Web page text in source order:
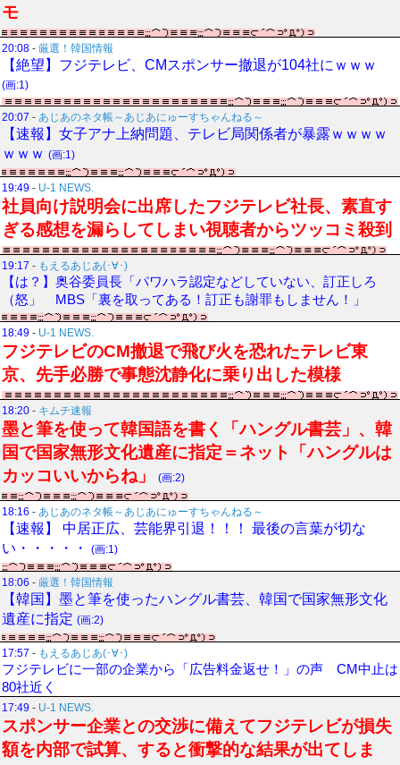
モ
20:08 - 厳選！韓国情報
【絶望】フジテレビ、CMスポンサー撤退が104社にｗｗｗ
(画:1)
20:07 - あじあのネタ帳～あじあにゅーすちゃんねる～
【速報】女子アナ上納問題、テレビ局関係者が暴露ｗｗｗｗ
ｗｗｗ (画:1)
19:49 - U-1 NEWS.
社員向け説明会に出席したフジテレビ社長、素直す
ぎる感想を漏らしてしまい視聴者からツッコミ殺到
19:17 - もえるあじあ(･∀･)
【は？】奥谷委員長「パワハラ認定などしていない、訂正しろ
（怒」 MBS「裏を取ってある！訂正も謝罪もしません！」
18:49 - U-1 NEWS.
フジテレビのCM撤退で飛び火を恐れたテレビ東
京、先手必勝で事態沈静化に乗り出した模様
18:20 - キムチ速報
墨と筆を使って韓国語を書く「ハングル書芸」、韓
国で国家無形文化遺産に指定＝ネット「ハングルは
カッコいいからね」
(画:2)
18:16 - あじあのネタ帳～あじあにゅーすちゃんねる～
【速報】 中居正広、芸能界引退！！！ 最後の言葉が切な
い・・・・・
(画:1)
18:06 - 厳選！韓国情報
【韓国】墨と筆を使ったハングル書芸、韓国で国家無形文化
遺産に指定 (画:2)
17:57 - もえるあじあ(･∀･)
フジテレビに一部の企業から「広告料金返せ！」の声 CM中止は
80社近く
17:49 - U-1 NEWS.
スポンサー企業との交渉に備えてフジテレビが損失
額を内部で試算、すると衝撃的な結果が出てしま